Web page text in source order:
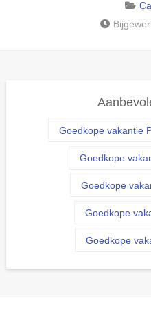
Goedkope vakantie
Goedkope
Goedkope
Goedkope
Goedkope